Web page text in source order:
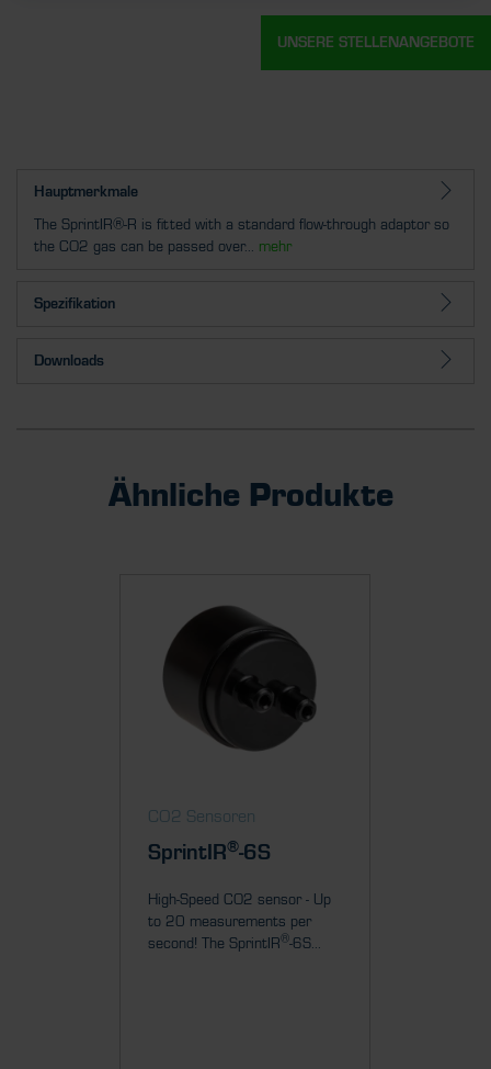
Hauptmerkmale
The SprintIR®-R is fitted with a standard flow-through adaptor so
the CO2 gas can be passed over... mehr
Spezifikation
Downloads
Ähnliche Produkte
CO2 Sensoren
SprintIR®-6S
High-Speed CO2 sensor - Up
to 20 measurements per
second! The SprintIR®-6S...
UNSERE STELLENANGEBOTE